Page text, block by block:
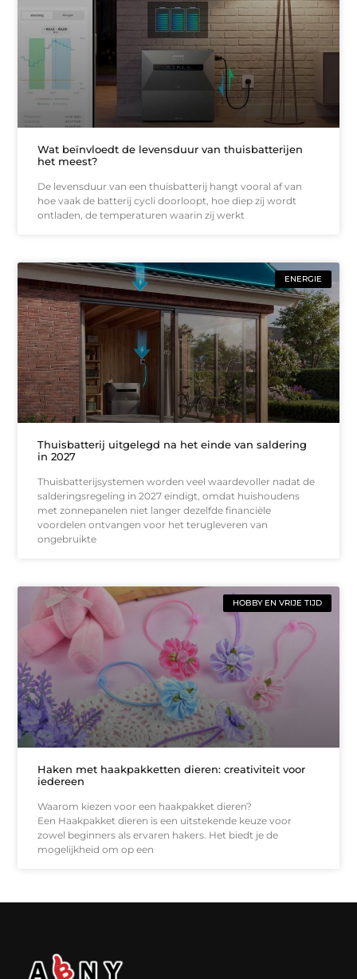
Wat beïnvloedt de levensduur van thuisbatterijen
het meest?
De levensduur van een thuisbatterij hangt vooral af van
hoe vaak de batterij cycli doorloopt, hoe diep zij wordt
ontladen, de temperaturen waarin zij werkt
ENERGIE
Thuisbatterij uitgelegd na het einde van saldering
in 2027
Thuisbatterijsystemen worden veel waardevoller nadat de
salderingsregeling in 2027 eindigt, omdat huishoudens
met zonnepanelen niet langer dezelfde financiële
voordelen ontvangen voor het terugleveren van
ongebruikte
HOBBY EN VRIJE TIJD
Haken met haakpakketten dieren: creativiteit voor
iedereen
Waarom kiezen voor een haakpakket dieren?
Een Haakpakket dieren is een uitstekende keuze voor
zowel beginners als ervaren hakers. Het biedt je de
mogelijkheid om op een